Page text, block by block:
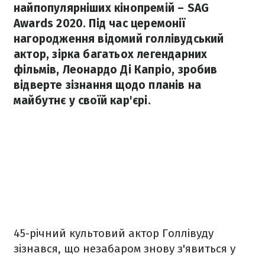
найпопулярніших кінопремій – SAG
Awards 2020. Під час церемонії
нагородження відомий голлівудський
актор, зірка багатьох легендарних
фільмів, Леонардо Ді Капріо, зробив
відверте зізнання щодо планів на
майбутнє у своїй кар'єрі.
45-річний культовий актор Голлівуду
зізнався, що незабаром знову з'явиться у